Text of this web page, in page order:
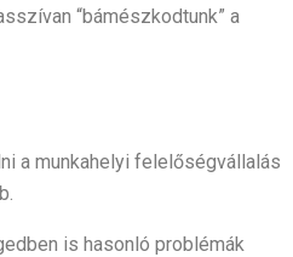
“bámészkodtunk” a
a munkahelyi felelőségvállalás
is hasonló problémák